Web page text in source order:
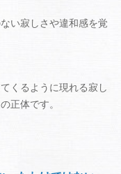
い寂しさや違和感を覚
くるように現れる寂し
正体です。